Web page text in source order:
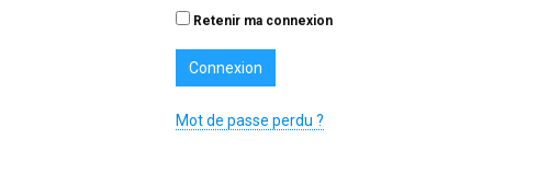
Retenir ma connexion
Mot de passe perdu ?